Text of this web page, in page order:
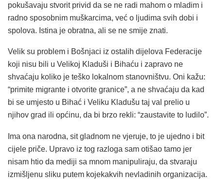
pokušavaju stvorit privid da se ne radi mahom o mladim i
radno sposobnim muškarcima, već o ljudima svih dobi i
spolova. Istina je obratna, ali se ne smije znati.
Velik su problem i Bošnjaci iz ostalih dijelova Federacije
koji nisu bili u Velikoj Kladuši i Bihaću i zapravo ne
shvaćaju koliko je teško lokalnom stanovništvu. Oni kažu:
“primite migrante i otvorite granice”, a ne shvaćaju da kad
bi se umjesto u Bihać i Veliku Kladušu taj val prelio u
njihov grad ili općinu, da bi brzo rekli: “zaustavite to ludilo”.
Ima ona narodna, sit gladnom ne vjeruje, to je ujedno i bit
cijele priče. Upravo iz tog razloga sam otišao tamo jer
nisam htio da mediji sa mnom manipuliraju, da stvaraju
izmišljenu sliku putem kojekakvih nevladinih organizacija.